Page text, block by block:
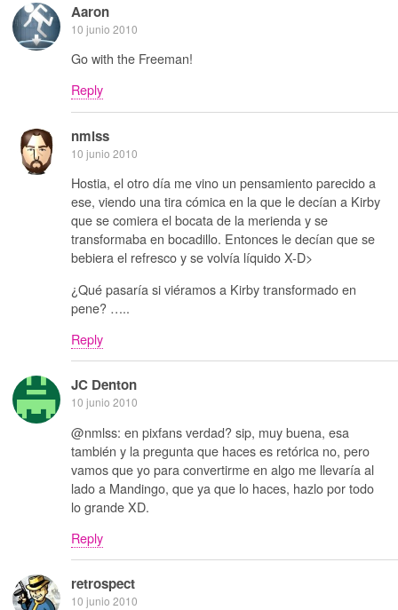
Aaron
10 junio 2010
Go with the Freeman!
Reply
nmlss
10 junio 2010
Hostia, el otro día me vino un pensamiento parecido a
ese, viendo una tira cómica en la que le decían a Kirby
que se comiera el bocata de la merienda y se
transformaba en bocadillo. Entonces le decían que se
bebiera el refresco y se volvía líquido X-D>
¿Qué pasaría si viéramos a Kirby transformado en
pene? …..
Reply
JC Denton
10 junio 2010
@nmlss: en pixfans verdad? sip, muy buena, esa
también y la pregunta que haces es retórica no, pero
vamos que yo para convertirme en algo me llevaría al
lado a Mandingo, que ya que lo haces, hazlo por todo
lo grande XD.
Reply
retrospect
10 junio 2010